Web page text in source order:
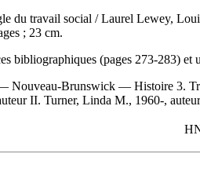
du travail social / Laurel Lewey,
; 23 cm.
bibliographiques (pages 273-283)
Nouveau-Brunswick — Histoire
II. Turner, Linda M., 1960-,